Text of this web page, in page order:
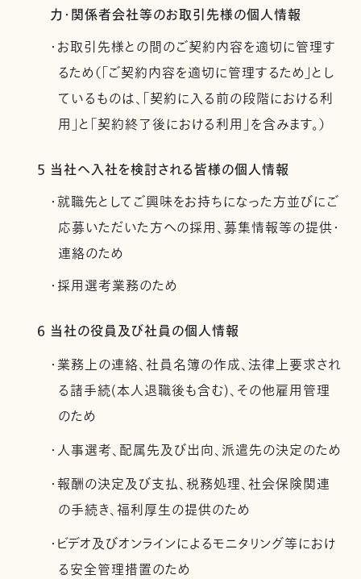
力・関係者会社等のお取引先様の個人情報
・お取引先様との間のご契約内容を適切に管理す
るため（「ご契約内容を適切に管理するため」とし
ているものは、「契約に入る前の段階における利
用」と「契約終了後における利用」を含みます。）
5 当社へ入社を検討される皆様の個人情報
・就職先としてご興味をお持ちになった方並びにご
応募いただいた方への採用、募集情報等の提供・
連絡のため
・採用選考業務のため
6 当社の役員及び社員の個人情報
・業務上の連絡、社員名簿の作成、法律上要求され
る諸手続(本人退職後も含む)、その他雇用管理
のため
・人事選考、配属先及び出向、派遣先の決定のため
・報酬の決定及び支払、税務処理、社会保険関連
の手続き、福利厚生の提供のため
・ビデオ及びオンラインによるモニタリング等におけ
る安全管理措置のため